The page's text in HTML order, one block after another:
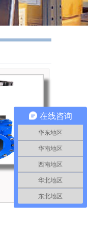
在线咨询
华东地区
华南地区
西南地区
华北地区
东北地区